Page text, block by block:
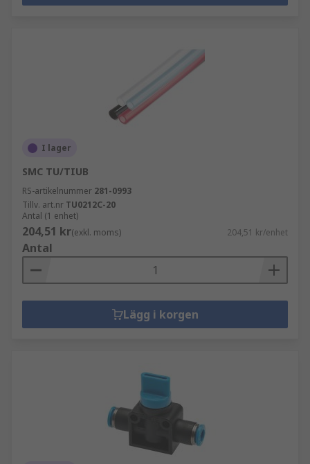
I lager
SMC TU/TIUB
RS-artikelnummer 281-0993
Tillv. art.nr TU0212C-20
Antal (1 enhet)
204,51 kr(exkl. moms) 204,51 kr/enhet
Antal
Lägg i korgen